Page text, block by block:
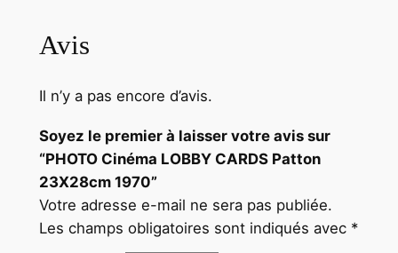
Avis
Il n’y a pas encore d’avis.
Soyez le premier à laisser votre avis sur
“PHOTO Cinéma LOBBY CARDS Patton
23X28cm 1970”
Votre adresse e-mail ne sera pas publiée.
Les champs obligatoires sont indiqués avec *